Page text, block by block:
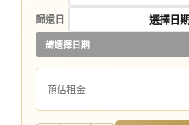
歸還日
請選擇日期
預估租金